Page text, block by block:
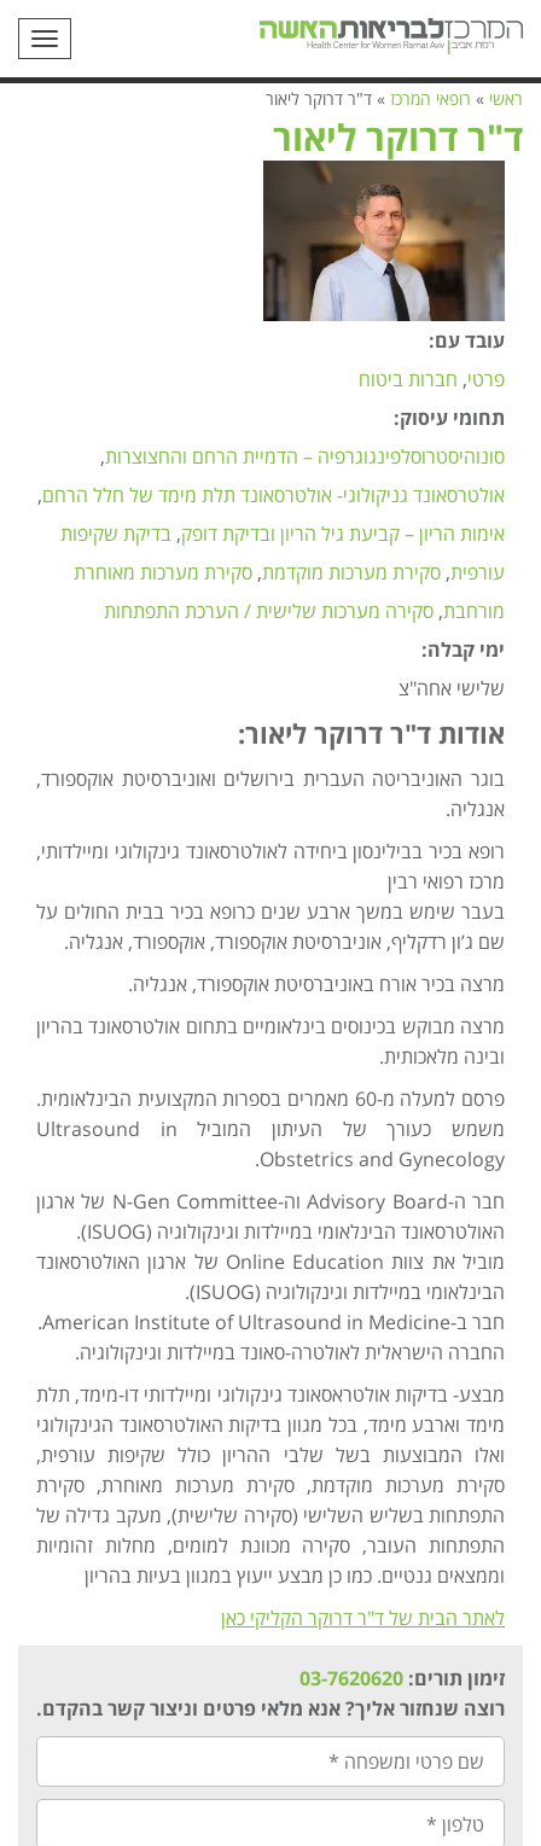
ראשי » רופאי המרכז » ד"ר דרוקר ליאור
ד"ר דרוקר ליאור
עובד עם:
פרטי חברות ביטוח
תחומי עיסוק:
סונוהיסטרוסלפינגוגרפיה – הדמיית הרחם והחצוצרות
אולטרסאונד גניקולוגי- אולטרסאונד תלת מימד של חלל הרחם
אימות הריון – קביעת גיל הריון ובדיקת דופק בדיקת שקיפות
עורפית סקירת מערכות מוקדמת סקירת מערכות מאוחרת
מורחבת סקירה מערכות שלישית / הערכת התפתחות
ימי קבלה:
שלישי אחה"צ
אודות ד"ר דרוקר ליאור:
בוגר האוניבריטה העברית בירושלים ואוניברסיטת אוקספורד,
אנגליה.
רופא בכיר בבילינסון ביחידה לאולטרסאונד גינקולוגי ומיילדותי,
מרכז רפואי רבין
בעבר שימש במשך ארבע שנים כרופא בכיר בבית החולים על
שם ג’ון רדקליף, אוניברסיטת אוקספורד, אוקספורד, אנגליה.
מרצה בכיר אורח באוניברסיטת אוקספורד, אנגליה.
מרצה מבוקש בכינוסים בינלאומיים בתחום אולטרסאונד בהריון
ובינה מלאכותית.
פרסם למעלה מ-60 מאמרים בספרות המקצועית הבינלאומית.
משמש כעורך של העיתון המוביל Ultrasound in
Obstetrics and Gynecology.
חבר ה-Advisory Board וה-N-Gen Committee של ארגון
האולטרסאונד הבינלאומי במיילדות וגינקולוגיה (ISUOG).
מוביל את צוות Online Education של ארגון האולטרסאונד
הבינלאומי במיילדות וגינקולוגיה (ISUOG).
חבר ב-American Institute of Ultrasound in Medicine.
החברה הישראלית לאולטרה-סאונד במיילדות וגינקולוגיה.
מבצע- בדיקות אולטראסאונד גינקולוגי ומיילדותי דו-מימד, תלת
מימד וארבע מימד, בכל מגוון בדיקות האולטרסאונד הגינקולוגי
ואלו המבוצעות בשל שלבי ההריון כולל שקיפות עורפית,
סקירת מערכות מוקדמת, סקירת מערכות מאוחרת, סקירת
התפתחות בשליש השלישי (סקירה שלישית), מעקב גדילה של
התפתחות העובר, סקירה מכוונת למומים, מחלות זהומיות
וממצאים גנטיים. כמו כן מבצע ייעוץ במגוון בעיות בהריון
לאתר הבית של ד"ר דרוקר הקליקי כאן
זימון תורים: 03-7620620
רוצה שנחזור אליך? אנא מלאי פרטים וניצור קשר בהקדם.
שם
פרטי
ומשפחה
*
טלפון